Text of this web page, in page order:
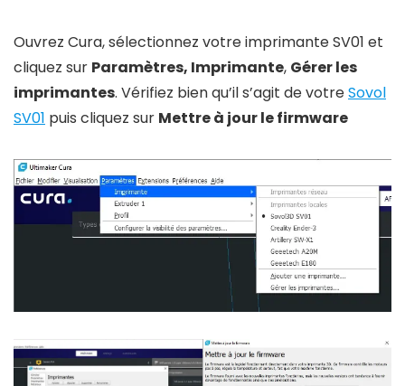
Ouvrez Cura, sélectionnez votre imprimante SV01 et
cliquez sur Paramètres, Imprimante, Gérer les
imprimantes. Vérifiez bien qu’il s’agit de votreSovol
SV01 puis cliquez sur Mettre à jour le firmware